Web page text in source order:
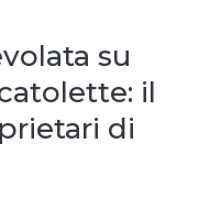
su
il
di